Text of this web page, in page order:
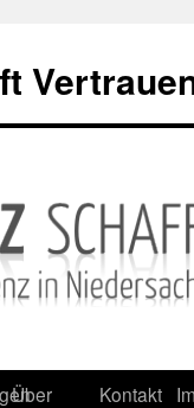
Über
Kontakt